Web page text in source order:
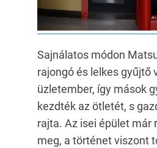
Sajnálatos módon
rajongó és lelkes gyűjtő
üzletember, így mások
kezdték az ötletét, s
rajta. Az isei épület már
meg, a történet viszont